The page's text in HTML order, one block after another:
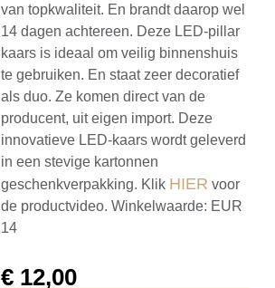
van topkwaliteit. En brandt daarop wel
14 dagen achtereen. Deze LED-pillar
kaars is ideaal om veilig binnenshuis
te gebruiken. En staat zeer decoratief
als duo. Ze komen direct van de
producent, uit eigen import. Deze
innovatieve LED-kaars wordt geleverd
in een stevige kartonnen
geschenkverpakking. Klik HIER voor
de productvideo. Winkelwaarde: EUR
14
€ 12,00